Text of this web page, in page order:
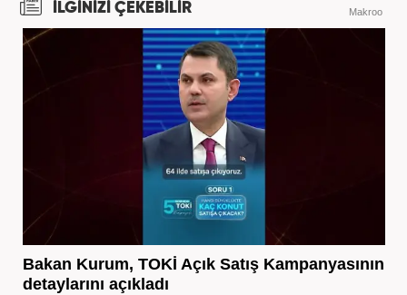
İLGİNİZİ ÇEKEBİLİR Makroo
Bakan Kurum, TOKİ Açık Satış Kampanyasının
detaylarını açıkladı